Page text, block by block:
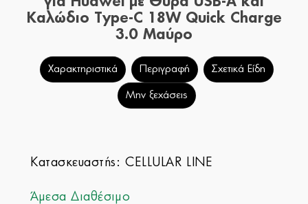
Καλώδιο Type-C 18W Quick Charge
3.0 Μαύρο
Χαρακτηριστικά Περιγραφή Σχετικά Είδη
Μην ξεχάσεις
Κατασκευαστής:CELLULAR LINE
Άμεσα Διαθέσιμο